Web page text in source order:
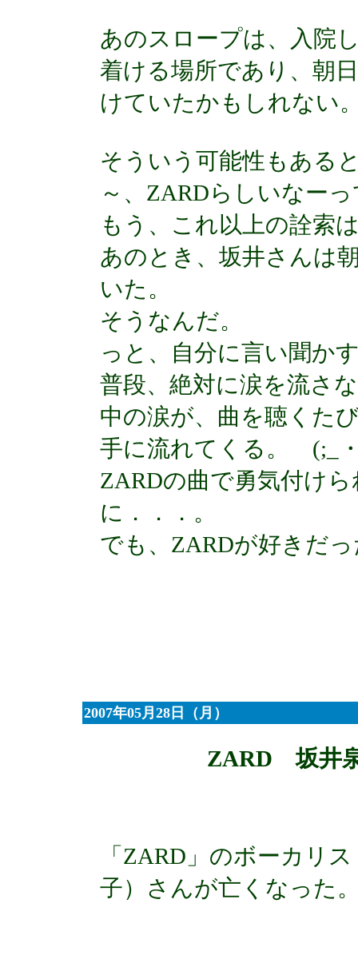
あのスロープは、入院
着ける場所であり、朝
けていたかもしれない
そういう可能性もある
～、ZARDらしいなー
もう、これ以上の詮索
あのとき、坂井さんは
いた。
そうなんだ。
っと、自分に言い聞か
普段、絶対に涙を流さ
中の涙が、曲を聴くた
手に流れてくる。 (;_
ZARDの曲で勇気付け
に．．．。
でも、ZARDが好きだ
2007年05月28日（月）
ZARD 坂井
「ZARD」のボーカリ
子）さんが亡くなった